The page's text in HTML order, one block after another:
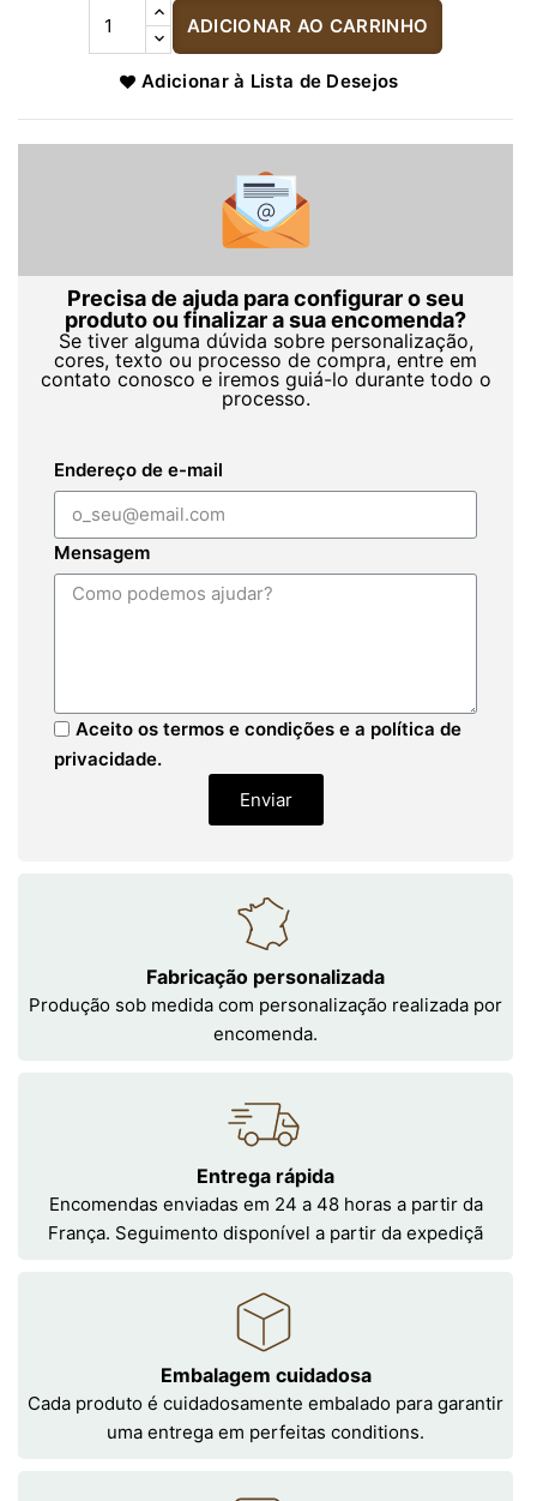
ADICIONAR AO CARRINHO
Adicionar à Lista de Desejos
Precisa de ajuda para configurar o seu
produto ou finalizar a sua encomenda?
Se tiver alguma dúvida sobre personalização,
cores, texto ou processo de compra, entre em
contato conosco e iremos guiá-lo durante todo o
processo.
Endereço de e-mail
Mensagem
Aceito os termos e condições e a política de
privacidade.
Enviar
Fabricação personalizada
Produção sob medida com personalização realizada por
encomenda.
Entrega rápida
Encomendas enviadas em 24 a 48 horas a partir da
França. Seguimento disponível a partir da expediçã
Embalagem cuidadosa
Cada produto é cuidadosamente embalado para garantir
uma entrega em perfeitas conditions.